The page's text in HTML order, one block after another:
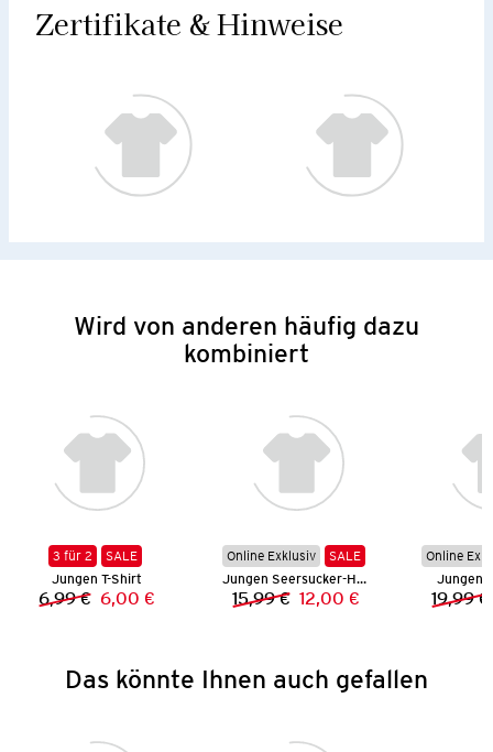
Zertifikate & Hinweise
Wird von anderen häufig dazu
kombiniert
3 für 2
SALE
Jungen T-Shirt
Vorheriger Preis:
6,99 € Neuer Preis:
6,00 €
Online Exklusiv
SALE
Jungen Seersucker-Hemd
Vorheriger Preis:
15,99 € Neuer Preis:
12,00 €
Online
Jungen
19,99 €
Das könnte Ihnen auch gefallen